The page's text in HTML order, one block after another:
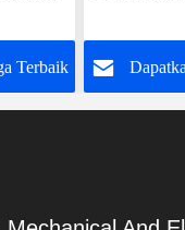
Terbaik
Extrusion